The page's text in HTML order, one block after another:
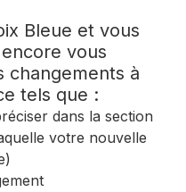
Bleue et vous
vous
changements à
tels que :
dans la section
votre nouvelle